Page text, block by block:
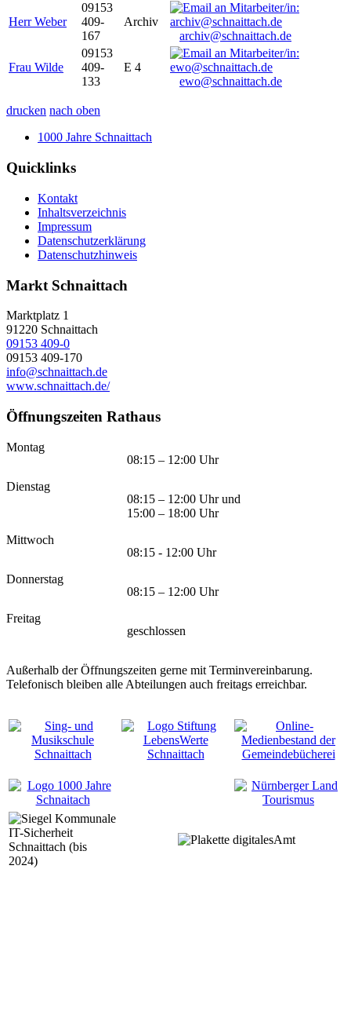
Herr Weber
09153
409-
167
Archiv
archiv@schnaittach.de
Frau Wilde
09153
409-
133
E 4
ewo@schnaittach.de
drucken nach oben
1000 Jahre Schnaittach
Quicklinks
Kontakt
Inhaltsverzeichnis
Impressum
Datenschutzerklärung
Datenschutzhinweis
Markt Schnaittach
Marktplatz 1
91220 Schnaittach
09153 409-0
09153 409-170
info@schnaittach.de
www.schnaittach.de/
Öffnungszeiten Rathaus
Montag
08:15 – 12:00 Uhr
Dienstag
08:15 – 12:00 Uhr und
15:00 – 18:00 Uhr
Mittwoch
08:15 - 12:00 Uhr
Donnerstag
08:15 – 12:00 Uhr
Freitag
geschlossen
Außerhalb der Öffnungszeiten gerne mit Terminvereinbarung.
Telefonisch bleiben alle Abteilungen auch freitags erreichbar.